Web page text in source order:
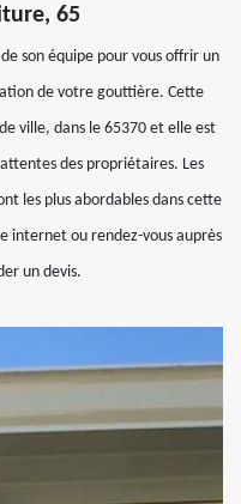
65
son équipe pour vous offrir un
de votre gouttière. Cette
ville, dans le 65370 et elle est
des propriétaires. Les
les plus abordables dans cette
internet ou rendez-vous auprès
un devis.